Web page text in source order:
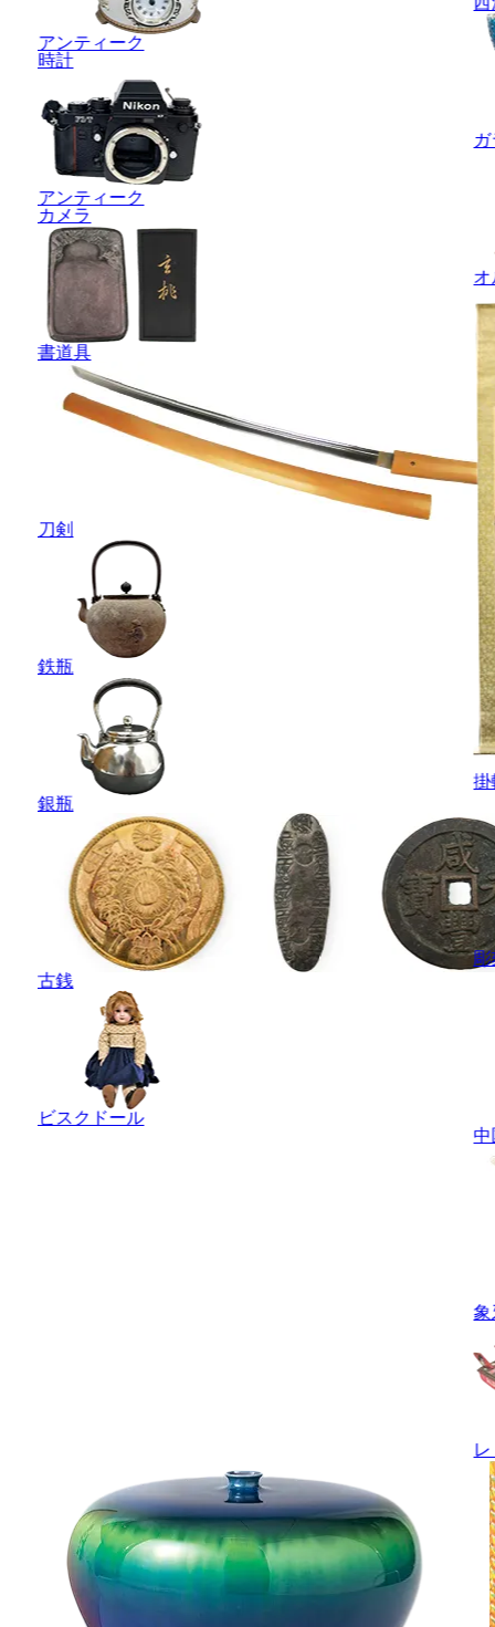
アンティーク
時計
アンティーク
カメラ
書道具
刀剣
鉄瓶
銀瓶
古銭
ビスクドール
オ
掛
彫
中
象